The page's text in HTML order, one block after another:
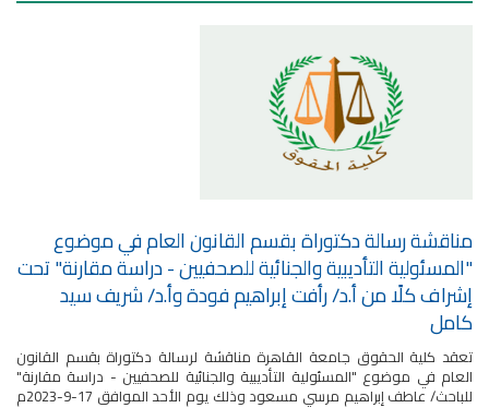
مناقشة رسالة دكتوراة بقسم القانون العام في موضوع
"المسئولية التأديبية والجنائية للصحفيين - دراسة مقارنة" تحت
إشراف كلًا من أ.د/ رأفت إبراهيم فودة وأ.د/ شريف سيد
كامل
تعقد كلية الحقوق جامعة القاهرة مناقشة لرسالة دكتوراة بقسم القانون
العام في موضوع "المسئولية التأديبية والجنائية للصحفيين - دراسة مقارنة"
للباحث/ عاطف إبراهيم مرسي مسعود وذلك يوم الأحد الموافق 17-9-2023م